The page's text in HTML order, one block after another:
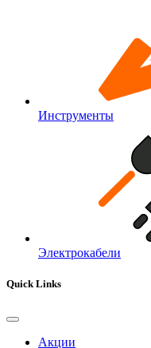
Инструменты
Электрокабели
Quick Links
Акции